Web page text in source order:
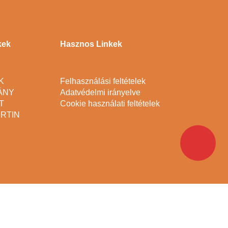
Hasznos Linkek
Felhasználási feltételek
Adatvédelmi irányelve
Cookie használati feltételek